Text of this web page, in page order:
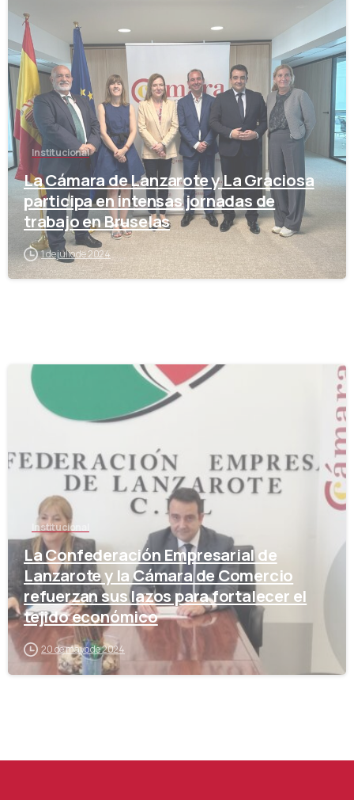
Institucional
La Cámara de Lanzarote y La Graciosa
participa en intensas jornadas de
trabajo en Bruselas
1 de julio de 2024
Institucional
La Confederación Empresarial de
Lanzarote y la Cámara de Comercio
refuerzan sus lazos para fortalecer el
tejido económico
20 de mayo de 2024